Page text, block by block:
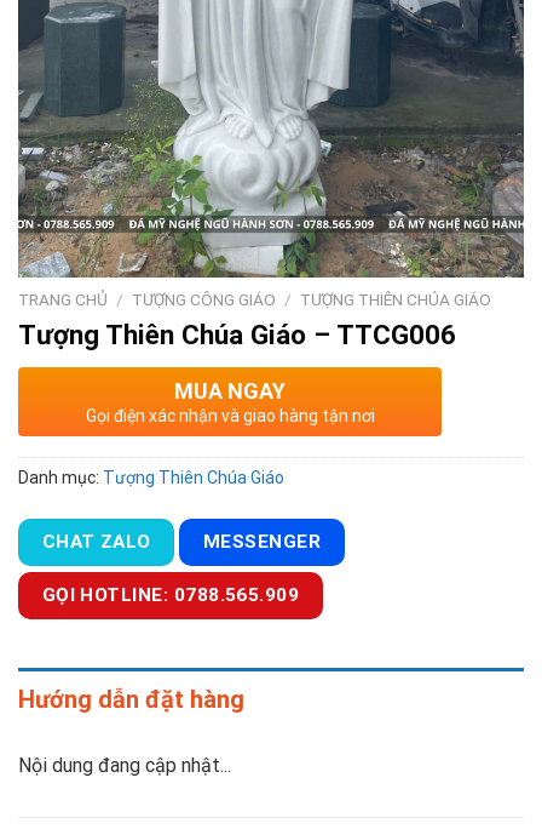
TRANG CHỦ / TƯỢNG CÔNG GIÁO / TƯỢNG THIÊN CHÚA GIÁO
Tượng Thiên Chúa Giáo – TTCG006
MUA NGAY
Gọi điện xác nhận và giao hàng tận nơi
Danh mục: Tượng Thiên Chúa Giáo
CHAT ZALO MESSENGER
GỌI HOTLINE: 0788.565.909
Hướng dẫn đặt hàng
Nội dung đang cập nhật...